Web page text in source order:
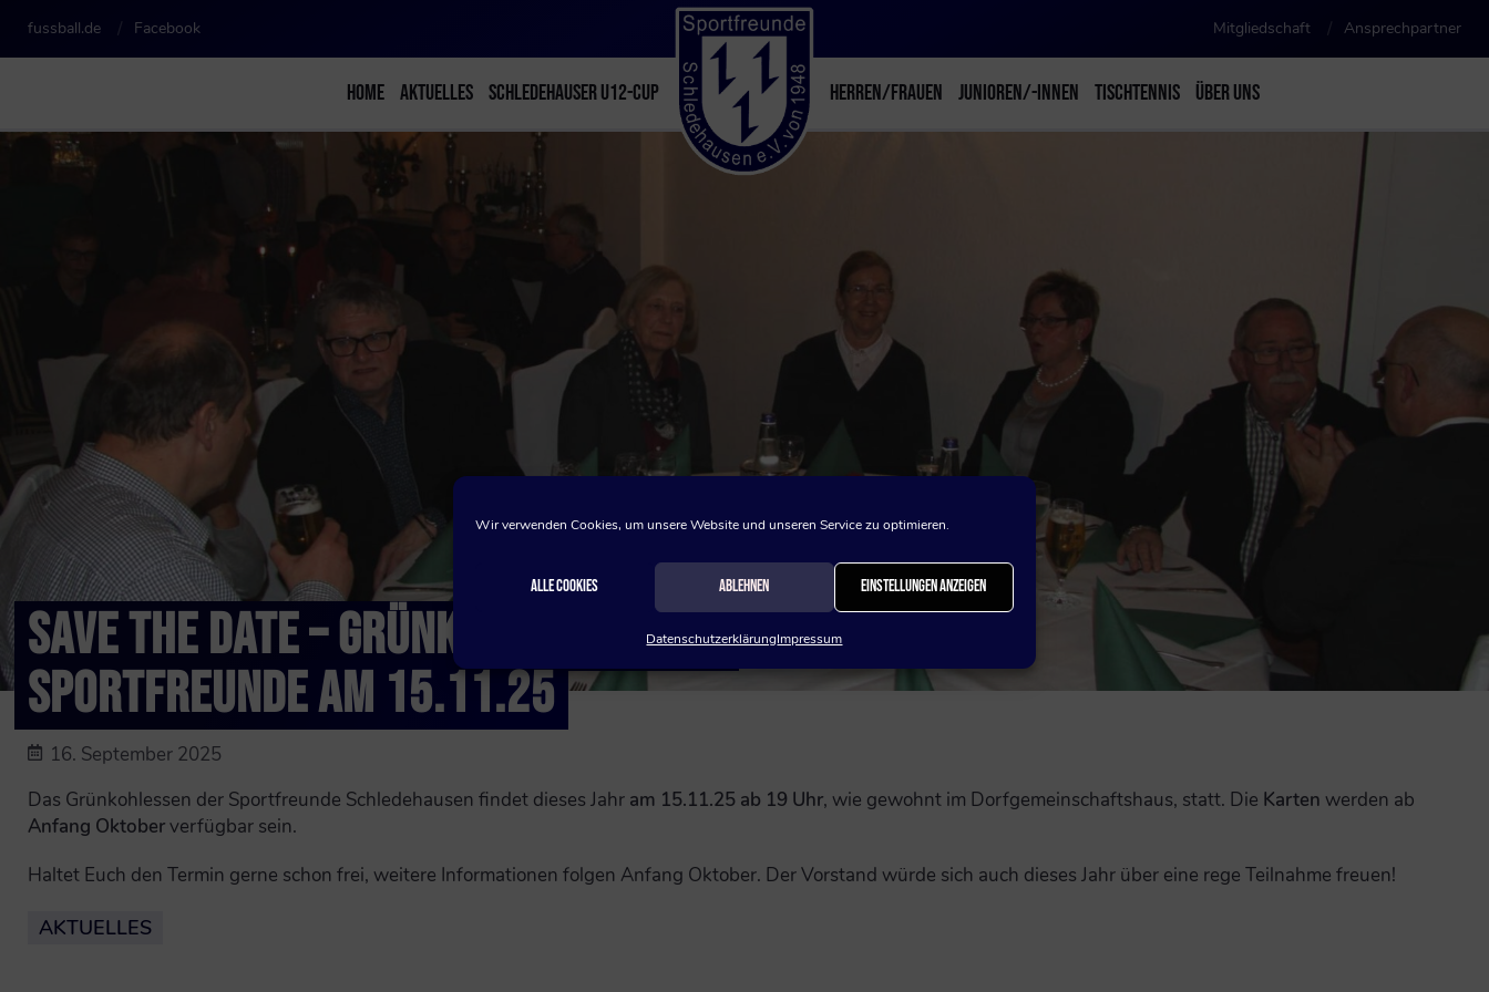
Wir verwenden Cookies, um unsere Website und unseren Service zu optimieren.
Alle Cookies Ablehnen Einstellungen anzeigen
DatenschutzerklärungImpressum
fussball.de Facebook Mitgliedschaft Ansprechpartner
HOME AKTUELLES SCHLEDEHAUSER U12-CUP HERREN/FRAUEN JUNIOREN/-INNEN TISCHTENNIS ÜBER UNS
SAVE THE DATE – GRÜNKOHLESSEN DER
SPORTFREUNDE AM 15.11.25
16. September 2025
Das Grünkohlessen der Sportfreunde Schledehausen findet dieses Jahr am 15.11.25 ab 19 Uhr, wie gewohnt im Dorfgemeinschaftshaus, statt. Die Karten werden ab
Anfang Oktoberverfügbar sein.
Haltet Euch den Termin gerne schon frei, weitere Informationen folgen Anfang Oktober. Der Vorstand würde sich auch dieses Jahr über eine rege Teilnahme freuen!
AKTUELLES